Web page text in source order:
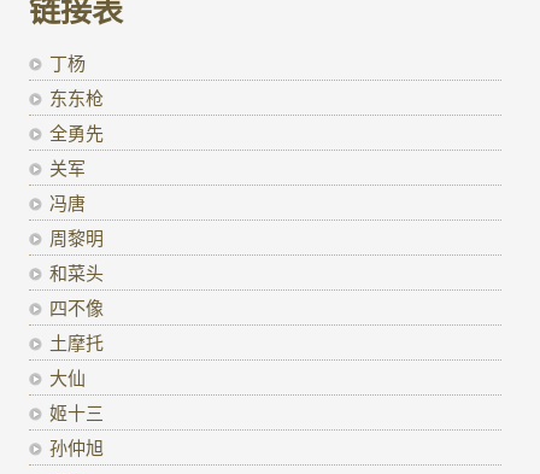
链接表
丁杨
东东枪
全勇先
关军
冯唐
周黎明
和菜头
四不像
土摩托
大仙
姬十三
孙仲旭